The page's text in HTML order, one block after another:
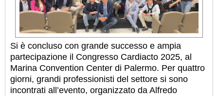
Si è concluso con grande successo e ampia
partecipazione il Congresso Cardiacto 2025, al
Marina Convention Center di Palermo. Per quattro
giorni, grandi professionisti del settore si sono
incontrati all’evento, organizzato da Alfredo